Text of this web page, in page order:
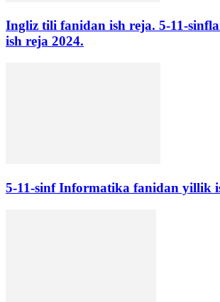
Ingliz tili fanidan ish reja. 5-11-
ish reja 2024.
5-11-sinf Informatika fanidan yillik